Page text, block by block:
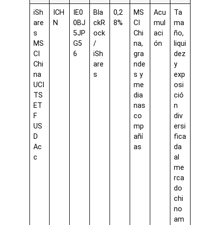
iSh
are
s
MS
CI
Chi
na
UCI
TS
ET
F
US
D
Ac
c
ICH
N
IE0
0BJ
5JP
G5
6
Bla
ckR
ock
/
iSh
are
s
0,2
8%
MS
CI
Chi
na,
gra
nde
s y
me
dia
nas
co
mp
añí
as
Acu
mul
aci
ón
Ta
ma
ño,
liqui
dez
y
exp
osi
ció
n
div
ersi
fica
da
al
me
rca
do
chi
no
am